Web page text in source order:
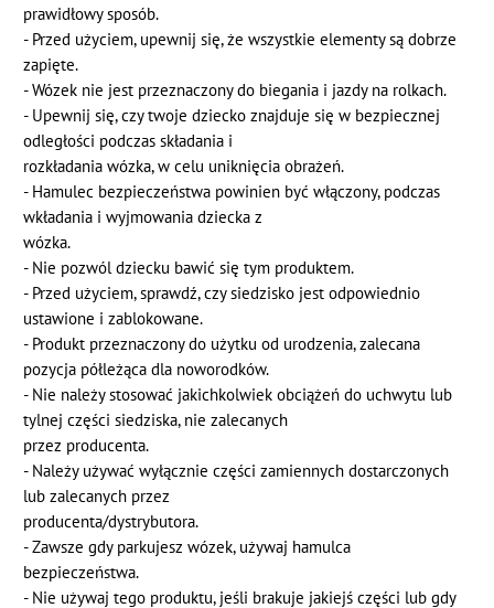
prawidłowy sposób.
- Przed użyciem, upewnij się, że wszystkie elementy są dobrze
zapięte.
- Wózek nie jest przeznaczony do biegania i jazdy na rolkach.
- Upewnij się, czy twoje dziecko znajduje się w bezpiecznej
odległości podczas składania i
rozkładania wózka, w celu uniknięcia obrażeń.
- Hamulec bezpieczeństwa powinien być włączony, podczas
wkładania i wyjmowania dziecka z
wózka.
- Nie pozwól dziecku bawić się tym produktem.
- Przed użyciem, sprawdź, czy siedzisko jest odpowiednio
ustawione i zablokowane.
- Produkt przeznaczony do użytku od urodzenia, zalecana
pozycja półleżąca dla noworodków.
- Nie należy stosować jakichkolwiek obciążeń do uchwytu lub
tylnej części siedziska, nie zalecanych
przez producenta.
- Należy używać wyłącznie części zamiennych dostarczonych
lub zalecanych przez
producenta/dystrybutora.
- Zawsze gdy parkujesz wózek, używaj hamulca
bezpieczeństwa.
- Nie używaj tego produktu, jeśli brakuje jakiejś części lub gdy